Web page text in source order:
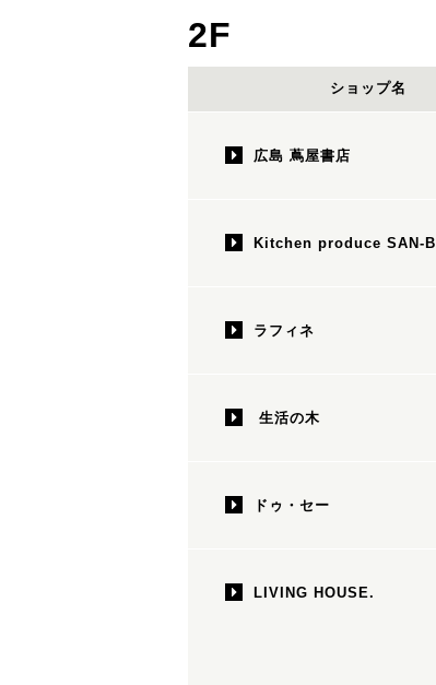
2F
ショップ名
広島 蔦屋書店
Kitchen produce SAN-B
ラフィネ
生活の木
ドゥ・セー
LIVING HOUSE.